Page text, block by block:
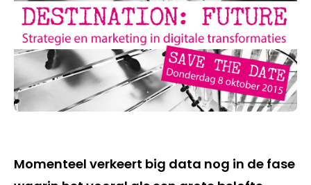
Momenteel verkeert big data nog in de fase